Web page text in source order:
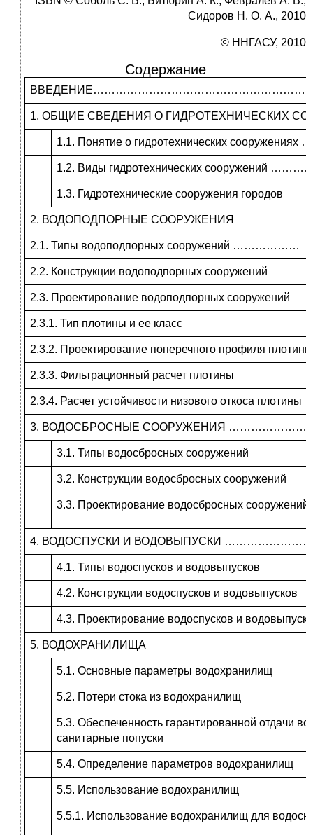
Сидоров Н. О. А., 2010
© ННГАСУ, 2010
Содержание
1. ОБЩИЕ СВЕДЕНИЯ О ГИДРОТЕХНИЧЕСКИХ
1.1. Понятие о гидротехнических
1.2. Виды гидротехнических сооружений
1.3. Гидротехнические сооружения городов
2. ВОДОПОДПОРНЫЕ СООРУЖЕНИЯ
2.1. Типы водоподпорных сооружений ………………
2.2. Конструкции водоподпорных сооружений
2.3. Проектирование водоподпорных сооружений
2.3.1. Тип плотины и ее класс
2.3.2. Проектирование поперечного профиля плотины
2.3.3. Фильтрационный расчет плотины
2.3.4. Расчет устойчивости низового откоса плотины
3. ВОДОСБРОСНЫЕ СООРУЖЕНИЯ
3.1. Типы водосбросных сооружений
3.2. Конструкции водосбросных сооружений
3.3. Проектирование водосбросных сооружений
4. ВОДОСПУСКИ И ВОДОВЫПУСКИ
4.1. Типы водоспусков и водовыпусков
4.2. Конструкции водоспусков и водовыпусков
4.3. Проектирование водоспусков и
5. ВОДОХРАНИЛИЩА
5.1. Основные параметры водохранилищ
5.2. Потери стока из водохранилищ
5.3. Обеспеченность гарантированной отдачи
санитарные попуски
5.4. Определение параметров водохранилищ
5.5. Использование водохранилищ
5.5.1. Использование водохранилищ для